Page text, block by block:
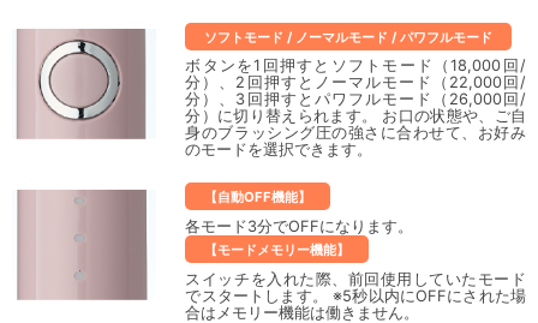
ソフトモード / ノーマルモード / パワフルモード
ボタンを1回押すとソフトモード（18,000回/
分）、2回押すとノーマルモード（22,000回/
分）、3回押すとパワフルモード（26,000回/
分）に切り替えられます。 お口の状態や、ご自
身のブラッシング圧の強さに合わせて、お好み
のモードを選択できます。
【自動OFF機能】
各モード3分でOFFになります。
【モードメモリー機能】
スイッチを入れた際、前回使用していたモード
でスタートします。 ※5秒以内にOFFにされた場
合はメモリー機能は働きません。